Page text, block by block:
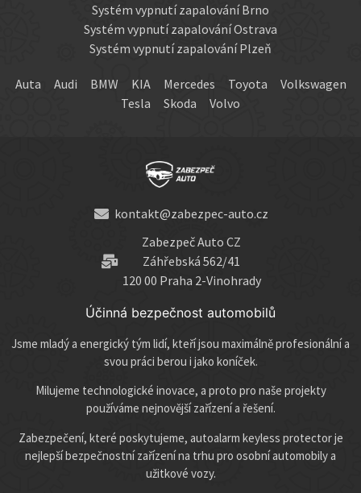
Systém vypnutí zapalování Brno
Systém vypnutí zapalování Ostrava
Systém vypnutí zapalování Plzeň
Auta Audi BMW KIA Mercedes Toyota
Volkswagen
Tesla
Skoda Volvo
kontakt@zabezpec-auto.cz
Zabezpeč Auto CZ
Záhřebská 562/41
120 00 Praha 2-Vinohrady
Účinná bezpečnost automobilů
Jsme mladý a energický tým lidí, kteří jsou maximálně profesionální a
svou práci berou i jako koníček.
Milujeme technologické inovace, a proto pro naše projekty
používáme nejnovější zařízení a řešení.
Zabezpečení, které poskytujeme, autoalarm keyless protector je
nejlepší bezpečnostní zařízení na trhu pro osobní automobily a
užitkové vozy.